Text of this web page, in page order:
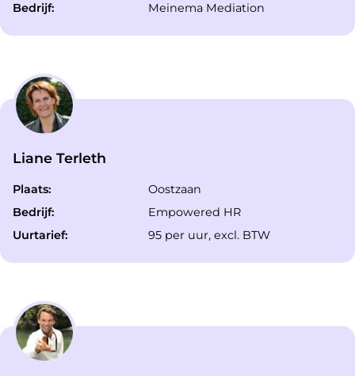
Bedrijf:
Meinema Mediation
Liane Terleth
Plaats:
Oostzaan
Bedrijf:
Empowered HR
Uurtarief:
95 per uur, excl. BTW